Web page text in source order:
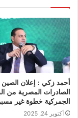
أحمد زكي : إعلان الصين
الصادرات المصرية من
الجمركية خطوة غير
أكتوبر 24, 2025